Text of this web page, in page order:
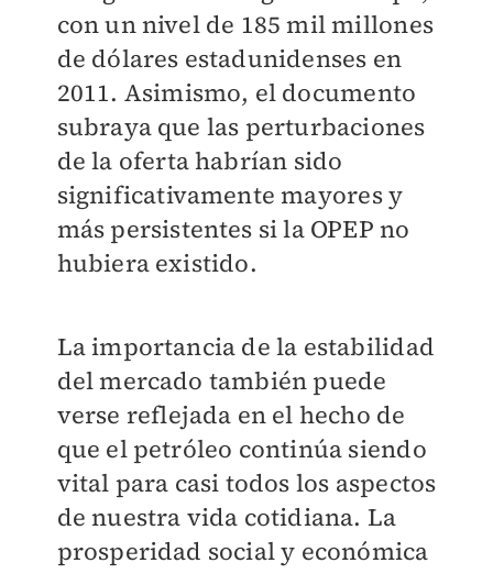
con un nivel de 185 mil millones
de dólares estadunidenses en
2011. Asimismo, el documento
subraya que las perturbaciones
de la oferta habrían sido
significativamente mayores y
más persistentes si la OPEP no
hubiera existido.
La importancia de la estabilidad
del mercado también puede
verse reflejada en el hecho de
que el petróleo continúa siendo
vital para casi todos los aspectos
de nuestra vida cotidiana. La
prosperidad social y económica